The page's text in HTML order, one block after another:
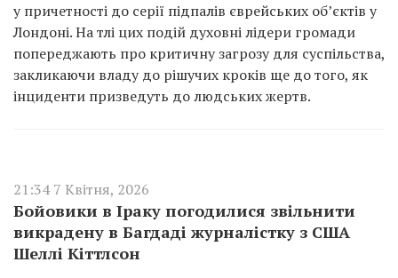
у причетності до серії підпалів єврейських об’єктів у
Лондоні. На тлі цих подій духовні лідери громади
попереджають про критичну загрозу для суспільства,
закликаючи владу до рішучих кроків ще до того, як
інциденти призведуть до людських жертв.
21:34 7 Квітня, 2026
Бойовики в Іраку погодилися звільнити
викрадену в Багдаді журналістку з США
Шеллі Кіттлсон